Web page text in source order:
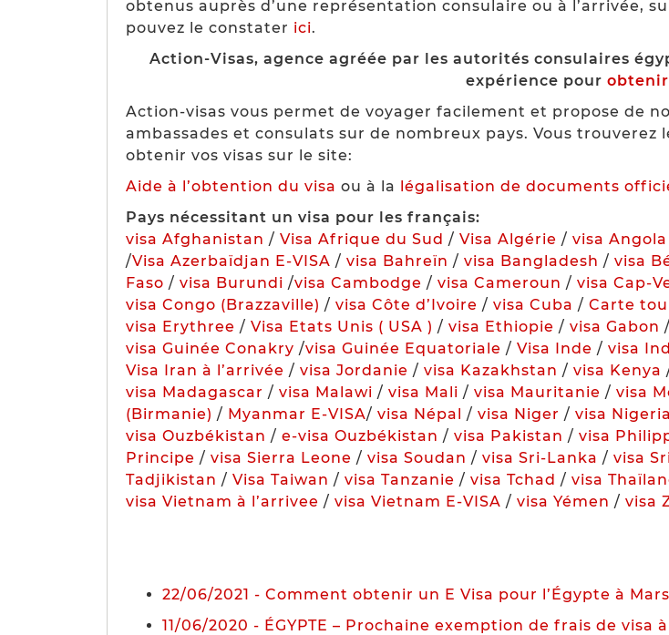
obtenus auprès d’une représentation consulaire ou à l’arrivée,
pouvez le constater ici.
Action-Visas, agence agréée par les autorités consulaires
expérience pour
Action-visas vous permet de voyager facilement et propose de
ambassades et consulats sur de nombreux pays. Vous
obtenir vos visas sur le site:
Aide à l’obtention du visa ou à la légalisation de documents
Pays nécessitant un visa pour les français:
visa Afghanistan / Visa Afrique du Sud / Visa Algérie / visa Angola
/Visa Azerbaïdjan E-VISA / visa Bahreïn / visa Bangladesh / visa
Faso / visa Burundi /visa Cambodge / visa Cameroun / visa Cap-
visa Congo (Brazzaville) / visa Côte d’Ivoire / visa Cuba / Carte
visa Erythree / Visa Etats Unis ( USA ) / visa Ethiopie / visa Gabon /
visa Guinée Conakry /visa Guinée Equatoriale / Visa Inde / visa
Visa Iran à l’arrivée / visa Jordanie / visa Kazakhstan / visa Kenya
visa Madagascar / visa Malawi / visa Mali / visa Mauritanie / visa
(Birmanie) / Myanmar E-VISA/ visa Népal / visa Niger / visa Nigeria
visa Ouzbékistan / e-visa Ouzbékistan / visa Pakistan / visa
Principe / visa Sierra Leone / visa Soudan / visa Sri-Lanka / visa
Tadjikistan / Visa Taiwan / visa Tanzanie / visa Tchad / visa
visa Vietnam à l’arrivee / visa Vietnam E-VISA / visa Yémen / visa
22/06/2021 - Comment obtenir un E Visa pour l’Égypte à
11/06/2020 - ÉGYPTE – Prochaine exemption de frais de visa